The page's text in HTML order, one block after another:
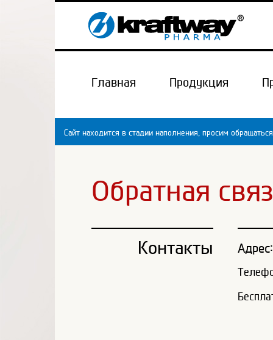
Главная Продукция
Сайт находится в стадии наполнения, просим
Обратная
Контакты Адрес: